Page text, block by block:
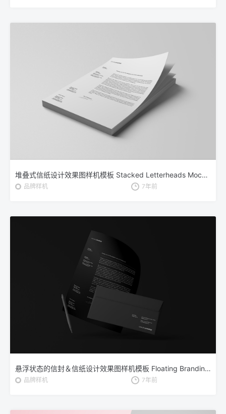
堆叠式信纸设计效果图样机模板 Stacked Letterheads Mockup
品牌样机 7年前
悬浮状态的信封＆信纸设计效果图样机模板 Floating Branding Mockup
品牌样机 7年前